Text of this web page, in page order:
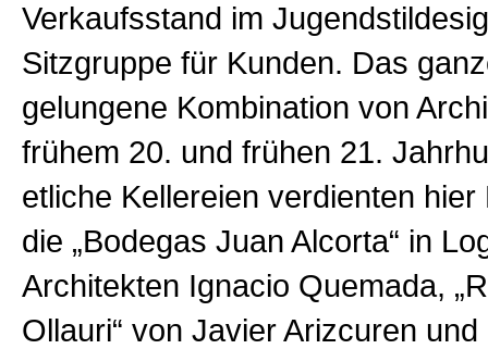
Verkaufsstand im
Sitzgruppe für Kunden. Das
gelungene Kombination von
frühem 20. und frühen 21.
etliche Kellereien verdienten
die „Bodegas Juan Alcorta“ in
Architekten Ignacio Quemada,
Ollauri“ von Javier Arizcuren und